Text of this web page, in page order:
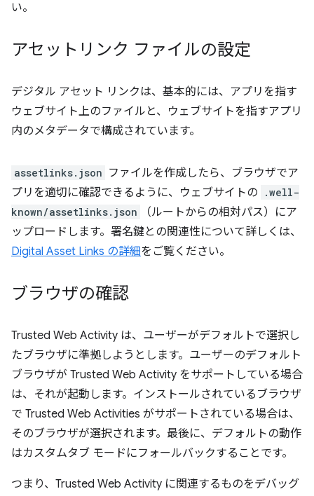
い。
アセットリンク ファイルの設定
デジタル アセット リンクは、基本的には、アプリを指す
ウェブサイト上のファイルと、ウェブサイトを指すアプリ
内のメタデータで構成されています。
assetlinks.json ファイルを作成したら、ブラウザでア
プリを適切に確認できるように、ウェブサイトの
.well-
known/assetlinks.json
（ルートからの相対パス）にア
ップロードします。署名鍵との関連性について詳しくは、
Digital Asset Links の詳細をご覧ください。
ブラウザの確認
Trusted Web Activity は、ユーザーがデフォルトで選択し
たブラウザに準拠しようとします。ユーザーのデフォルト
ブラウザが Trusted Web Activity をサポートしている場合
は、それが起動します。インストールされているブラウザ
で Trusted Web Activities がサポートされている場合は、
そのブラウザが選択されます。最後に、デフォルトの動作
はカスタムタブ モードにフォールバックすることです。
つまり、Trusted Web Activity に関連するものをデバッグ